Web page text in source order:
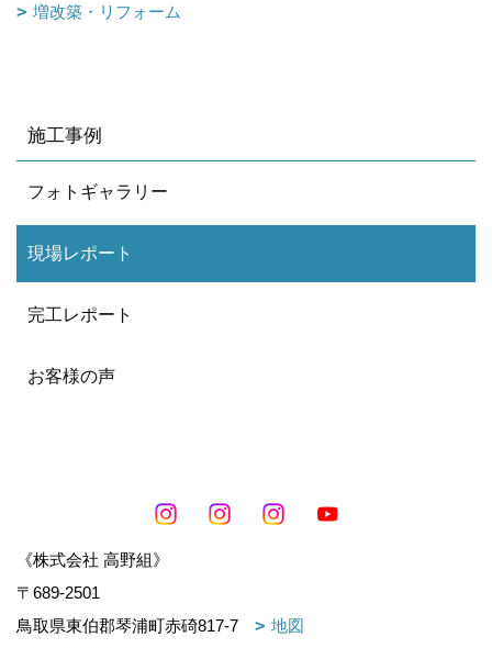
増改築・リフォーム
施工事例
フォトギャラリー
現場レポート
完工レポート
お客様の声
《株式会社 高野組》
〒689-2501
鳥取県東伯郡琴浦町赤碕817-7
地図